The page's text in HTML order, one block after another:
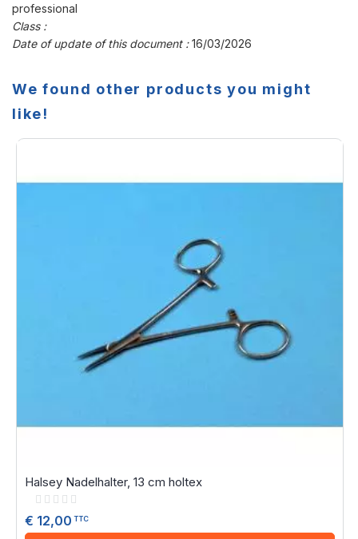
professional
Class :
Date of update of this document :16/03/2026
We found other products you might
like!
Halsey Nadelhalter, 13 cm holtex
Rating:
€ 12,00 TTC